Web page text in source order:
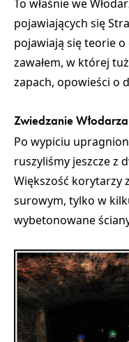
To właśnie we
pojawiających się
pojawiają się teorie
zawałem, w której
zapach, opowieści o
Zwiedzanie Włodarza
Po wypiciu
ruszyliśmy jeszcze z
Większość korytarzy
surowym, tylko w
wybetonowane